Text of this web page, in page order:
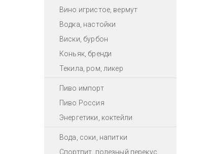
Вино игристое, вермут
Водка, настойки
Виски, бурбон
Коньяк, бренди
Текила, ром, ликер
Пиво импорт
Пиво Россия
Энергетики, коктейли
Вода, соки, напитки
Спортпит, полезный перекус